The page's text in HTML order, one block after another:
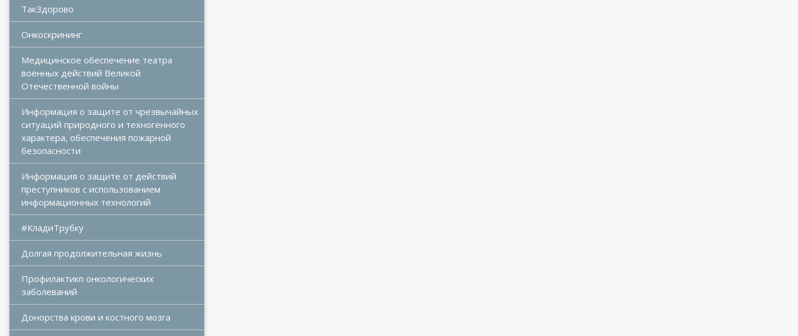
ТакЗдорово
Онкоскрининг
Медицинское обеспечение театра
военных действий Великой
Отечественной войны
Информация о защите от чрезвычайных
ситуаций природного и техногенного
характера, обеспечения пожарной
безопасности
Информация о защите от действий
преступников с использованием
информационных технологий
#КладиТрубку
Долгая продолжительная жизнь
Профилактикп онкологических
заболеваний
Донорства крови и костного мозга